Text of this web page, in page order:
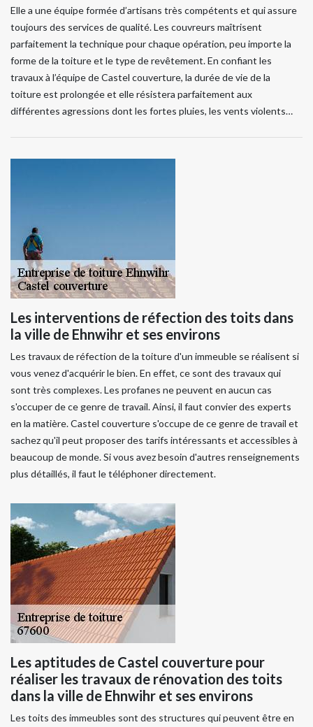
Elle a une équipe formée d’artisans très compétents et qui assure
toujours des services de qualité. Les couvreurs maîtrisent
parfaitement la technique pour chaque opération, peu importe la
forme de la toiture et le type de revêtement. En confiant les
travaux à l’équipe de Castel couverture, la durée de vie de la
toiture est prolongée et elle résistera parfaitement aux
différentes agressions dont les fortes pluies, les vents violents…
Les interventions de réfection des toits dans
la ville de Ehnwihr et ses environs
Les travaux de réfection de la toiture d'un immeuble se réalisent si
vous venez d'acquérir le bien. En effet, ce sont des travaux qui
sont très complexes. Les profanes ne peuvent en aucun cas
s'occuper de ce genre de travail. Ainsi, il faut convier des experts
en la matière. Castel couverture s'occupe de ce genre de travail et
sachez qu'il peut proposer des tarifs intéressants et accessibles à
beaucoup de monde. Si vous avez besoin d'autres renseignements
plus détaillés, il faut le téléphoner directement.
Les aptitudes de Castel couverture pour
réaliser les travaux de rénovation des toits
dans la ville de Ehnwihr et ses environs
Les toits des immeubles sont des structures qui peuvent être en